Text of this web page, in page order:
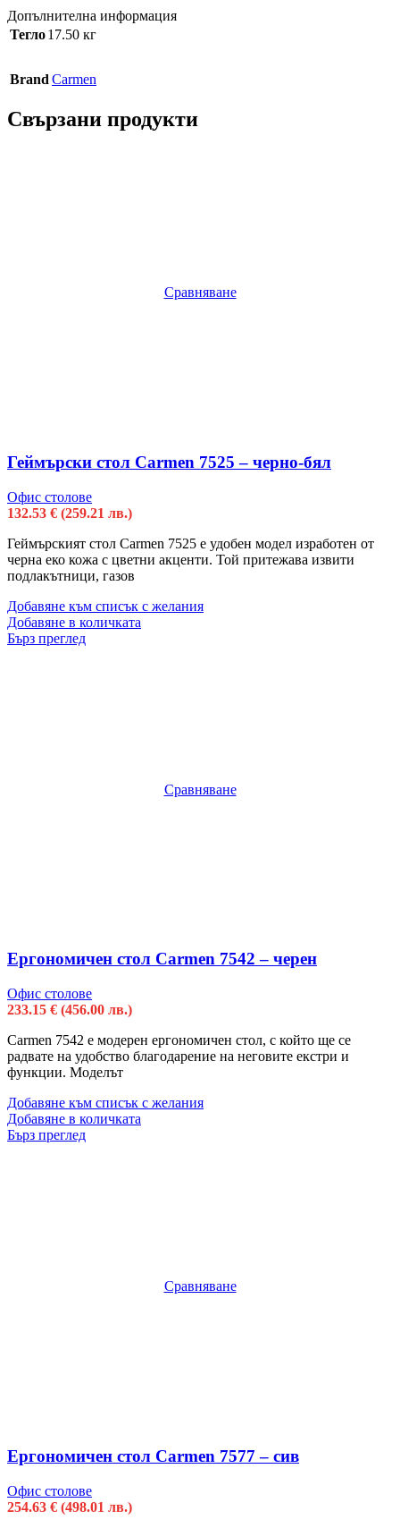
Допълнителна информация
Тегло17.50 кг
Brand Carmen
Свързани продукти
Сравняване
Геймърски стол Carmen 7525 – черно-бял
Офис столове
132.53 € (259.21 лв.)
Геймърският стол Carmen 7525 е удобен модел изработен от
черна еко кожа с цветни акценти. Той притежава извити
подлакътници, газов
Добавяне към списък с желания
Добавяне в количката
Бърз преглед
Сравняване
Ергономичен стол Carmen 7542 – черен
Офис столове
233.15 € (456.00 лв.)
Carmen 7542 е модерен ергономичен стол, с който ще се
радвате на удобство благодарение на неговите екстри и
функции. Моделът
Добавяне към списък с желания
Добавяне в количката
Бърз преглед
Сравняване
Ергономичен стол Carmen 7577 – сив
Офис столове
254.63 € (498.01 лв.)